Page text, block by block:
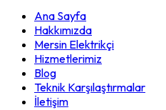
Ana Sayfa
Hakkımızda
Mersin Elektrikçi
Hizmetlerimiz
Blog
Teknik Karşılaştırmalar
İletişim